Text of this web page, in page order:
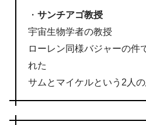
・ サンチアゴ教授
宇宙生物学者の教授
ローレン同様バジャーの件
れた
サムとマイケルという2人